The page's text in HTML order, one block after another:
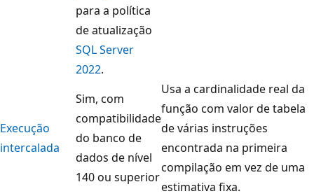
para a política
de atualização
SQL Server
2022.
Execução
intercalada
Sim, com
compatibilidade
do banco de
dados de nível
140 ou superior
Usa a cardinalidade real da
função com valor de tabela
de várias instruções
encontrada na primeira
compilação em vez de uma
estimativa fixa.